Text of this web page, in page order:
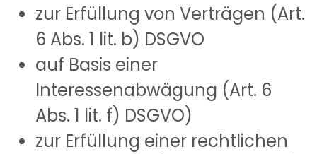
zur Erfüllung von Verträgen (Art.
6 Abs. 1 lit. b) DSGVO
auf Basis einer
Interessenabwägung (Art. 6
Abs. 1 lit. f) DSGVO)
zur Erfüllung einer rechtlichen